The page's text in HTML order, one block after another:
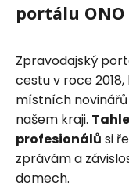
portálu ONO
Zpravodajský
cestu v roce
místních
našem kraji.
profesionálů si
zprávám a
domech.